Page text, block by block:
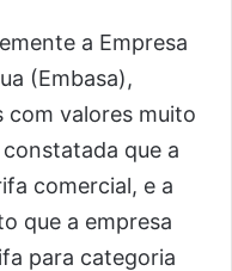
a Empresa
(Embasa),
com valores muito
que a
comercial, e a
que a empresa
para categoria